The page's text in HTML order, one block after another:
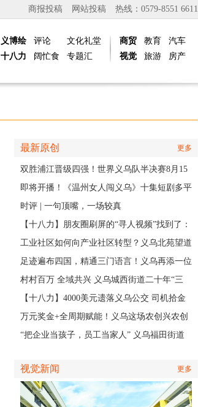
热线：0579-8551 6611
网站投稿
商报投稿
义博绘
十八力
评论
阔忙食
文化礼堂
专题汇
商贸
视觉
教育
旅游
汽车
房产
最新原创 更多
双胜浦江晋级四强！世界义乌队半决赛8月15
日主场开打
即将开播！《温州女人闯义乌》十集短剧多平
台同步上线
时评 | 一句顶嘴，一场较真
【十八力】朋友圈刷屏的“寻人视频”找到了：
那个递出雨衣的义乌排水人，原来是他
工业社区如何向产业社区转型？义乌北苑望道
社区将IP作为“金钥匙”
足迹遍布四国，精通三门语言！义乌再添一位
外籍医生
村村百万 全域共兴 义乌城西街道二十年“三
地”实践，绘就产业共富新图景
【十八力】4000美元遗落义乌公交 司机拾金
不昧获外国客商点赞
万元奖金+全周期赋能！义乌这场农创兴农创
业大赛开启报名
“把企业当孩子，员工当家人” 义乌福田街道
视觉新闻 更多